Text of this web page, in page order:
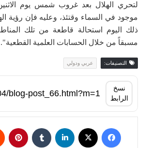
لتحري الهلال بعد غروب شمس يوم
موجود في السماء وقتئذ، وعليه فإن رؤية
ذلك اليوم استحالة قاطعة من تلك
مسبقاً من خلال الحسابات العلمية القطعية".
التصنيفات: عربي ودولي
نسخ
الرابط